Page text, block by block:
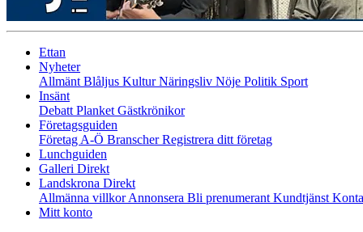
Ettan
Nyheter
Allmänt Blåljus KulturNäringsliv Nöje Politik Sport
Insänt
Debatt Planket Gästkrönikor
Företagsguiden
Företag A-Ö BranscherRegistrera ditt företag
Lunchguiden
Galleri Direkt
Landskrona Direkt
Allmänna villkorAnnonsera Bli prenumerant Kundtjänst
Mitt konto